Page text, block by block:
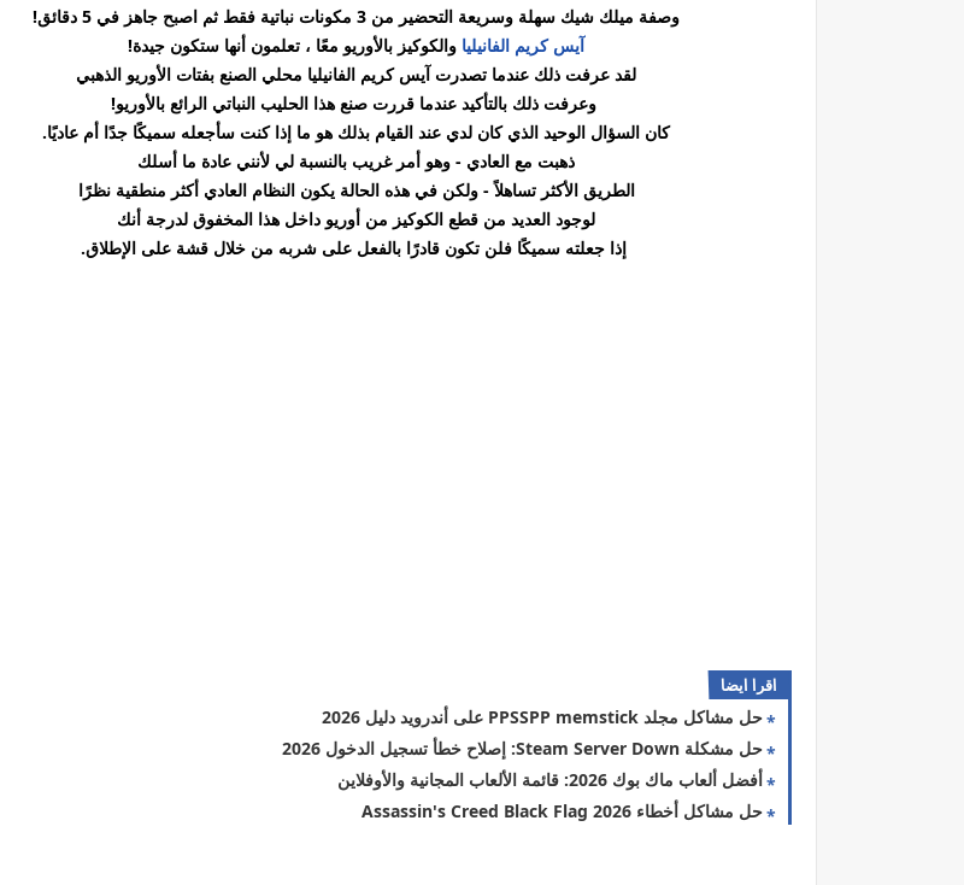
وصفة ميلك شيك سهلة وسريعة التحضير من 3 مكونات نباتية فقط ثم اصبح جاهز في 5 دقائق!
آيس كريم الفانيليا والكوكيز بالأوريو معًا ، تعلمون أنها ستكون جيدة!
لقد عرفت ذلك عندما تصدرت آيس كريم الفانيليا محلي الصنع بفتات الأوريو الذهبي
وعرفت ذلك بالتأكيد عندما قررت صنع هذا الحليب النباتي الرائع بالأوريو!
كان السؤال الوحيد الذي كان لدي عند القيام بذلك هو ما إذا كنت سأجعله سميكًا جدًا أم عاديًا.
ذهبت مع العادي - وهو أمر غريب بالنسبة لي لأنني عادة ما أسلك
الطريق الأكثر تساهلاً - ولكن في هذه الحالة يكون النظام العادي أكثر منطقية نظرًا
لوجود العديد من قطع الكوكيز من أوريو داخل هذا المخفوق لدرجة أنك
إذا جعلته سميكًا فلن تكون قادرًا بالفعل على شربه من خلال قشة على الإطلاق.
اقرا ايضا
حل مشاكل مجلد PPSSPP memstick على أندرويد دليل 2026
حل مشكلة Steam Server Down: إصلاح خطأ تسجيل الدخول 2026
أفضل ألعاب ماك بوك 2026: قائمة الألعاب المجانية والأوفلاين
حل مشاكل أخطاء Assassin's Creed Black Flag 2026